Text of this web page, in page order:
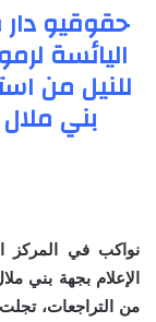
حقوقيو دار
اليائسة
للنيل من
بني
نواكب في المركز
الإعلام بجهة بني
من التراجعات،